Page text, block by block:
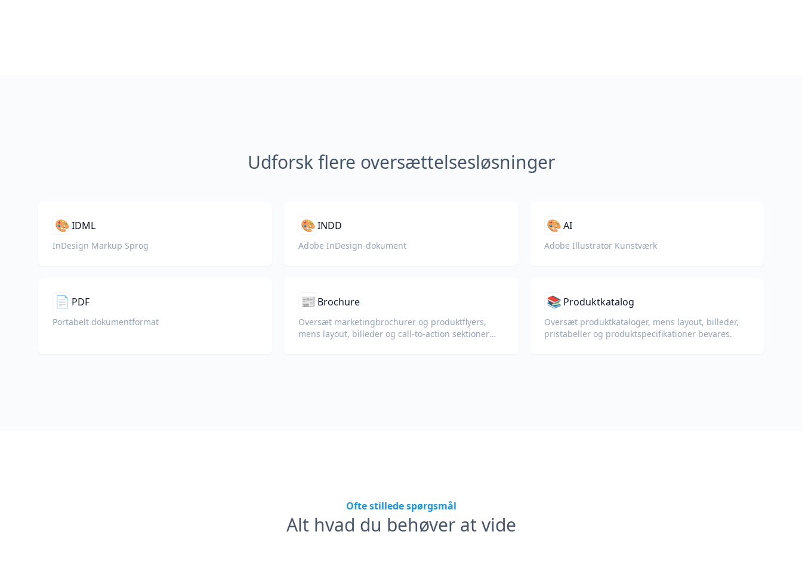
Udforsk flere oversættelsesløsninger
🎨IDML
InDesign Markup Sprog
🎨INDD
Adobe InDesign-dokument
🎨AI
Adobe Illustrator Kunstværk
📄 PDF
Portabelt dokumentformat
📰 Brochure
Oversæt marketingbrochurer og produktflyers,
mens layout, billeder og call-to-action sektioner
📚 Produktkatalog
Oversæt produktkataloger, mens layout, billeder,
pristabeller og produktspecifikationer bevares.
Ofte stillede spørgsmål
Alt hvad du behøver at vide